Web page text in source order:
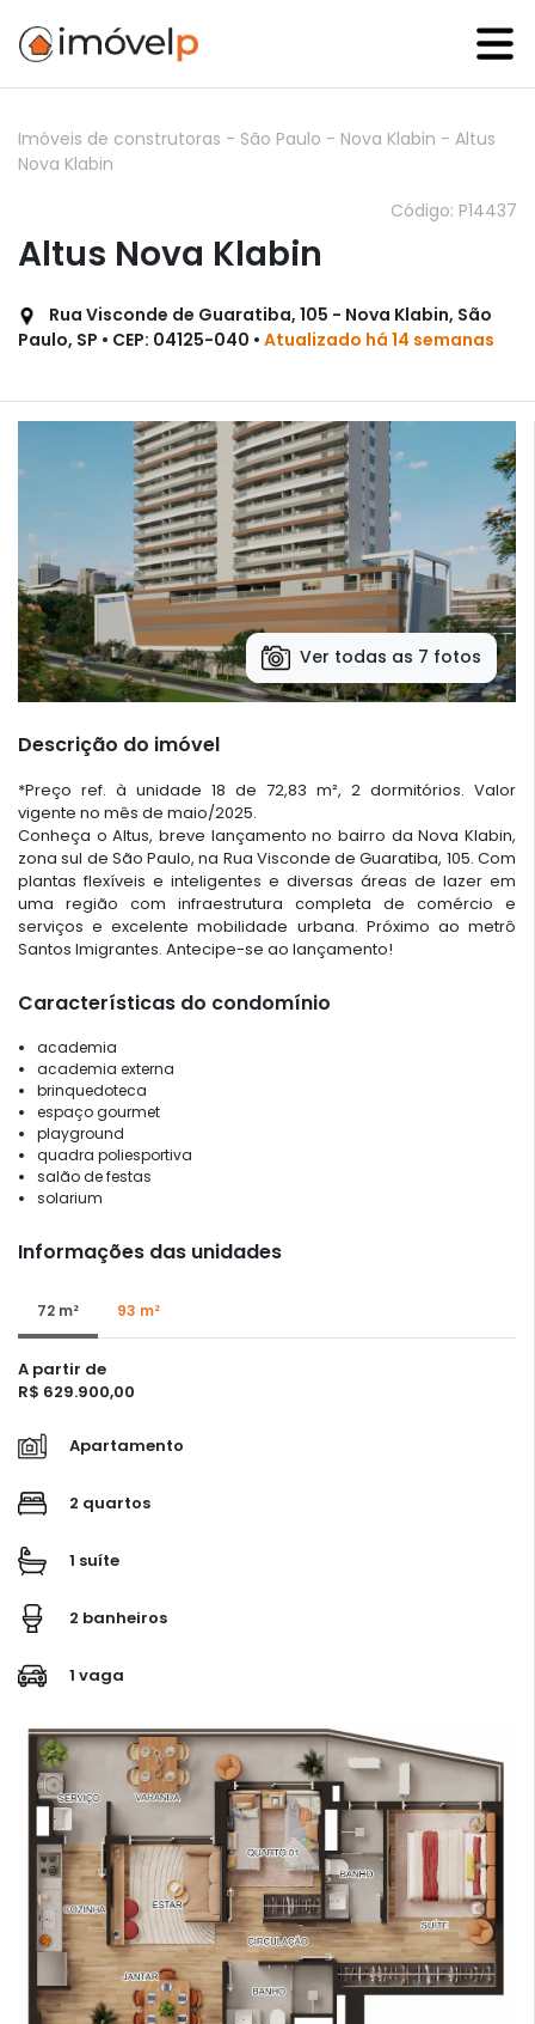
Imóveis de construtoras - São Paulo - Nova Klabin - Altus
Nova Klabin
Código: P14437
Altus Nova Klabin
Rua Visconde de Guaratiba, 105 - Nova Klabin, São
Paulo, SP • CEP: 04125-040 • Atualizado há 14 semanas
Ver todas as 7 fotos
Descrição do imóvel
*Preço ref. à unidade 18 de 72,83 m², 2 dormitórios. Valor
vigente no mês de maio/2025.
Conheça o Altus, breve lançamento no bairro da Nova Klabin,
zona sul de São Paulo, na Rua Visconde de Guaratiba, 105. Com
plantas flexíveis e inteligentes e diversas áreas de lazer em
uma região com infraestrutura completa de comércio e
serviços e excelente mobilidade urbana. Próximo ao metrô
Santos Imigrantes. Antecipe-se ao lançamento!
Características do condomínio
academia
academia externa
brinquedoteca
espaço gourmet
playground
quadra poliesportiva
salão de festas
solarium
Informações das unidades
72 m² 93 m²
A partir de
R$ 629.900,00
Apartamento
2 quartos
1 suíte
2 banheiros
1 vaga